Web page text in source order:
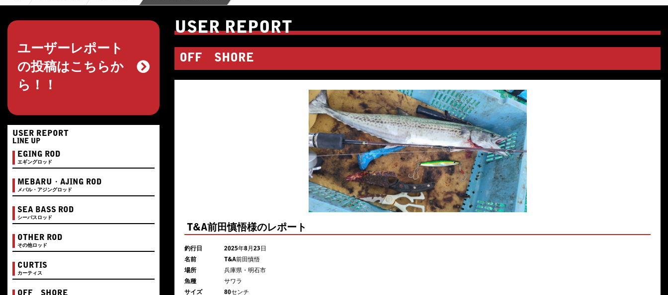
ユーザーレポート
の投稿はこちらか
ら！！
USER REPORT
LINE UP
EGING ROD
エギングロッド
MEBARU・AJING ROD
メバル・アジングロッド
SEA BASS ROD
シーバスロッド
OTHER ROD
その他ロッド
CURTIS
カーティス
OFF SHORE
USER REPORT
OFF SHORE
T&A前田慎悟様のレポート
釣行日
2025年8月23日
名前
T&A前田慎悟
場所
兵庫県・明石市
魚種
サワラ
サイズ
80センチ